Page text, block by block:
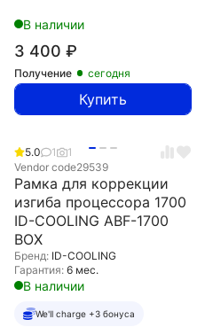
В наличии
3 400 ₽
Получение сегодня
Купить
5.0 1
1
Vendor code29539
Рамка для коррекции
изгиба процессора 1700
ID-COOLING ABF-1700
BOX
Бренд: ID-COOLING
Гарантия: 6 мес.
В наличии
We'll charge +3 бонуса